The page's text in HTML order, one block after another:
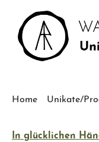
Hauptinhalt
Zur Suche springen
Zur
Home Unikate/
In glücklichen